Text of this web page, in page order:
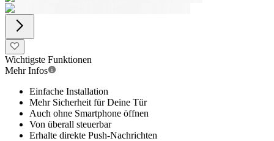
Wichtigste Funktionen
Mehr Infos
Einfache Installation
Mehr Sicherheit für Deine Tür
Auch ohne Smartphone öffnen
Von überall steuerbar
Erhalte direkte Push-Nachrichten